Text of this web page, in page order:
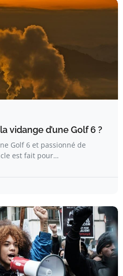
vidange d’une Golf 6 ?
Golf 6 et passionné de
est fait pour…